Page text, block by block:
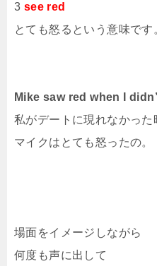
3 see red
とても怒るという意味です
Mike saw red when I
私がデートに現れなかった
マイクはとても怒ったの。
場面をイメージしながら
何度も声に出して